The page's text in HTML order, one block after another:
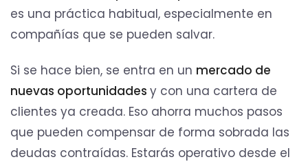
es una práctica habitual, especialmente en
compañías que se pueden salvar.
Si se hace bien, se entra en un mercado de
nuevas oportunidades y con una cartera de
clientes ya creada. Eso ahorra muchos pasos
que pueden compensar de forma sobrada las
deudas contraídas. Estarás operativo desde el